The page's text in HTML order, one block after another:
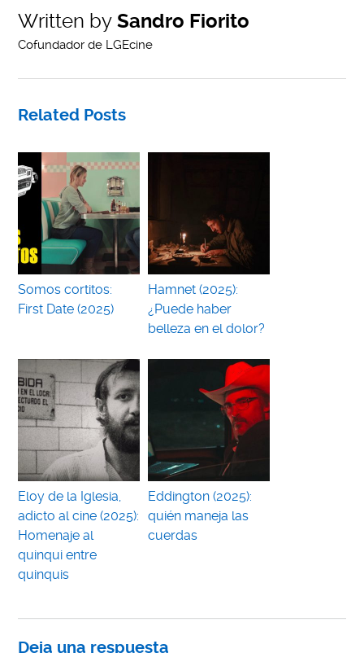
Written by Sandro Fiorito
Cofundador de LGEcine
Related Posts
Somos cortitos:
First Date (2025)
Hamnet (2025):
¿Puede haber
belleza en el dolor?
Eloy de la Iglesia,
adicto al cine (2025):
Homenaje al
quinqui entre
quinquis
Eddington (2025):
quién maneja las
cuerdas
Deja una respuesta